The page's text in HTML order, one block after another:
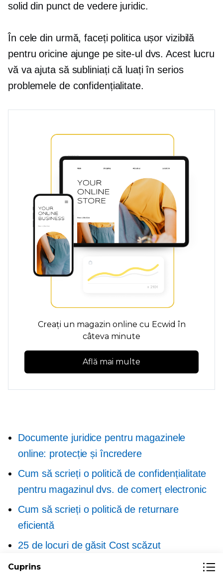
solid din punct de vedere juridic.
În cele din urmă, faceți politica ușor vizibilă
pentru oricine ajunge pe site-ul dvs. Acest lucru
vă va ajuta să subliniați că luați în serios
problemele de confidențialitate.
Creați un magazin online cu Ecwid în
câteva minute
Află mai multe
Documente juridice pentru magazinele
online: protecție și încredere
Cum să scrieți o politică de confidențialitate
pentru magazinul dvs. de comerț electronic
Cum să scrieți o politică de returnare
eficientă
25 de locuri de găsit Cost scăzut
Consultanță juridică
Cuprins